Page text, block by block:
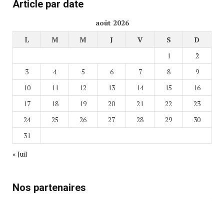
Article par date
août 2026
L
M M J V S
D
1
2
3
4 5 6 7 8
9
10
11 12 13 14 15
16
17
18 19 20 21 22
23
24
25 26 27 28 29
30
31
« Juil
Nos partenaires